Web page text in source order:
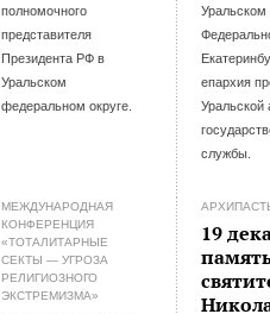
полномочного
представителя
Президента РФ в
Уральском
федеральном округе.
Уральском
епархия
Уральской
службы.
МЕЖДУНАРОДНАЯ
КОНФЕРЕНЦИЯ
«ТОТАЛИТАРНЫЕ
СЕКТЫ — УГРОЗА
РЕЛИГИОЗНОГО
ЭКСТРЕМИЗМА»
19